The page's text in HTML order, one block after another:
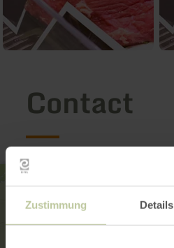
Zustimmung Details
Contact